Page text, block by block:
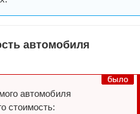
автомобиля
автомобиля
стоимость: